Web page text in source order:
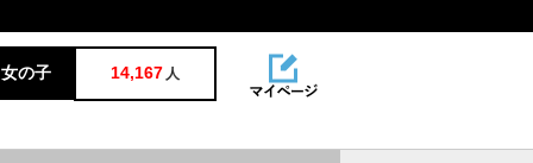
女の子 14,167 人